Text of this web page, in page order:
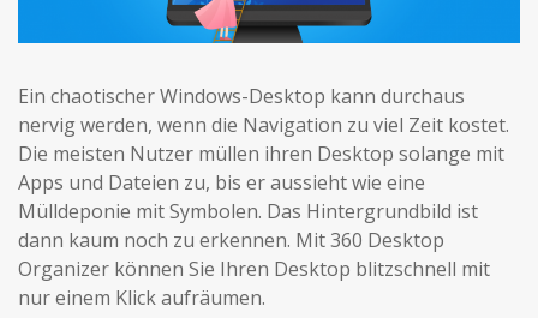
Ein chaotischer Windows-Desktop kann durchaus
nervig werden, wenn die Navigation zu viel Zeit kostet.
Die meisten Nutzer müllen ihren Desktop solange mit
Apps und Dateien zu, bis er aussieht wie eine
Mülldeponie mit Symbolen. Das Hintergrundbild ist
dann kaum noch zu erkennen. Mit 360 Desktop
Organizer können Sie Ihren Desktop blitzschnell mit
nur einem Klick aufräumen.